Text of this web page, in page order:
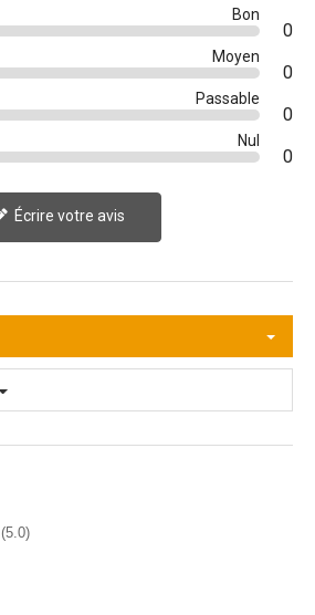
Bon
0
Moyen
0
Passable
0
Nul
0
Écrire votre avis
(5.0)